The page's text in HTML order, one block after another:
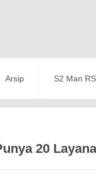
Arsip S2 Man RS
20